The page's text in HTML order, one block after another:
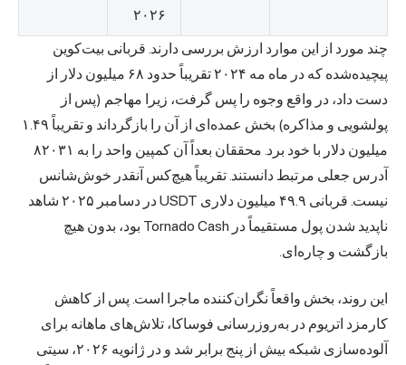
۲۰۲۶
چند مورد از این موارد ارزش بررسی دارند. قربانی بیت‌کوین
پیچیده‌شده که در ماه مه ۲۰۲۴ تقریباً حدود ۶۸ میلیون دلار
از
دست داد، در واقع وجوه را پس گرفت، زیرا مهاجم (پس از
پولشویی و مذاکره) بخش عمده‌ای از آن را بازگرداند و تقریباً ۱.۴۹
میلیون دلار با خود برد. محققان بعداً آن کمپین واحد را به ۸۲۰۳۱
آدرس جعلی مرتبط دانستند. تقریباً هیچ‌کس آنقدر خوش‌شانس
نیست. قربانی ۴۹.۹ میلیون دلاری USDT در دسامبر ۲۰۲۵
شاهد
ناپدید شدن پول مستقیماً در Tornado Cash بود، بدون هیچ
بازگشت و چاره‌ای.
این روند، بخش واقعاً نگران‌کننده ماجرا است. پس از کاهش
کارمزد اتریوم در به‌روزرسانی فوساکا، تلاش‌های ماهانه برای
آلوده‌سازی شبکه بیش از پنج برابر شد و در ژانویه ۲۰۲۶،
سیتی